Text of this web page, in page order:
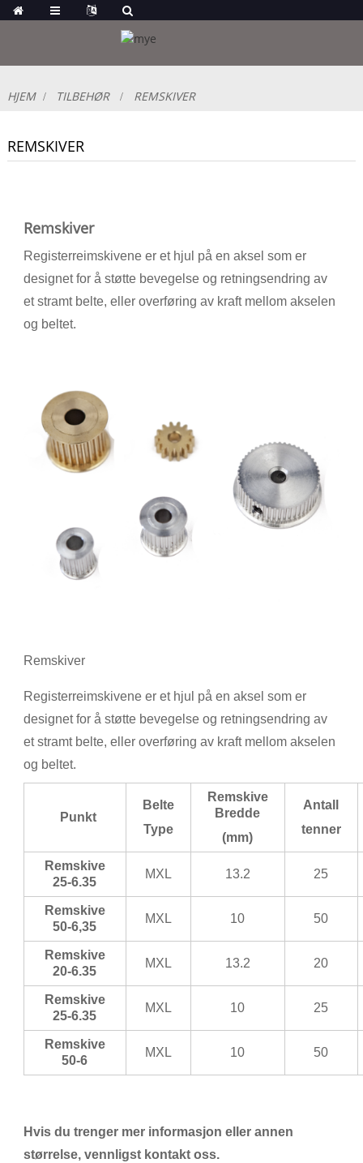
HJEM TILBEHØR REMSKIVER
REMSKIVER
Remskiver
Registerreimskivene er et hjul på en aksel som er
designet for å støtte bevegelse og retningsendring av
et stramt belte, eller overføring av kraft mellom akselen
og beltet.
Remskiver
Registerreimskivene er et hjul på en aksel som er
designet for å støtte bevegelse og retningsendring av
et stramt belte, eller overføring av kraft mellom akselen
og beltet.
Punkt
Belte
Type
Remskive
Bredde
(mm)
Antall
tenner
Remskive
25-6.35
MXL 13.2 25
Remskive
50-6,35
MXL 10 50
Remskive
20-6.35
MXL 13.2 20
Remskive
25-6.35
MXL 10 25
Remskive
50-6
MXL 10 50
Hvis du trenger mer informasjon eller annen
størrelse, vennligst kontakt oss.